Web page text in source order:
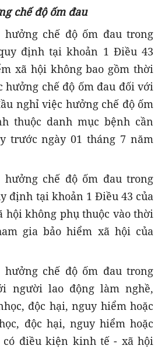
chế độ ốm đau
chế độ ốm đau trong
định tại khoản 1 Điều 43
xã hội không bao gồm thời
hưởng chế độ ốm đau đối với
nghỉ việc hưởng chế độ ốm
thuộc danh mục bệnh cần
trước ngày 01 tháng 7 năm
chế độ ốm đau trong
định tại khoản 1 Điều 43 của
hội không phụ thuộc vào thời
gia bảo hiểm xã hội của
chế độ ốm đau trong
người lao động làm nghề,
độc hại, nguy hiểm hoặc
độc hại, nguy hiểm hoặc
điều kiện kinh tế - xã hội